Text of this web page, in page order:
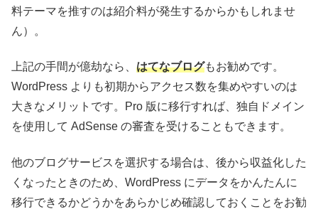
料テーマを推すのは紹介料が発生するからかもしれませ
ん）。
上記の手間が億劫なら、 はてなブログもお勧めです。
WordPress よりも初期からアクセス数を集めやすいのは
大きなメリットです。Pro 版に移行すれば、独自ドメイン
を使用して AdSense の審査を受けることもできます。
他のブログサービスを選択する場合は、後から収益化した
くなったときのため、WordPress にデータをかんたんに
移行できるかどうかをあらかじめ確認しておくことをお勧